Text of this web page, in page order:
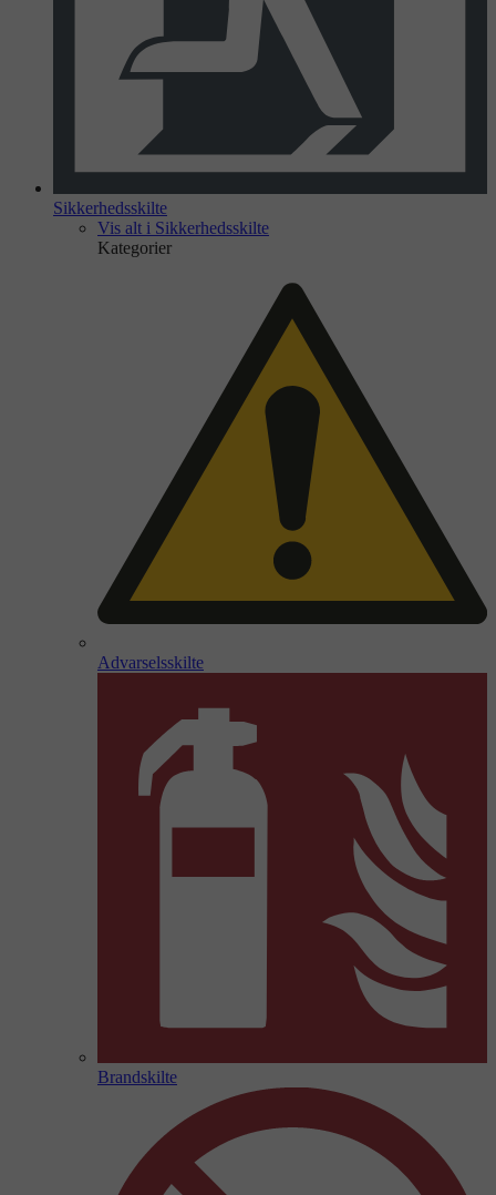
Sikkerhedsskilte
Vis alt i Sikkerhedsskilte
Kategorier
Advarselsskilte
Brandskilte